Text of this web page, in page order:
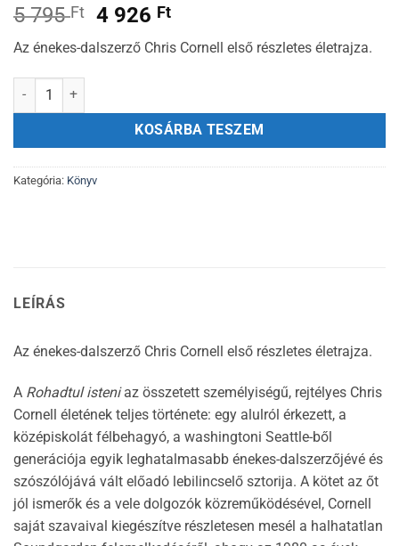
5 795Ft
Original
price
was:
4 926 FtCurrent
price
is:
Az énekes-dalszerző Chris Cornell első részletes életrajza.
ROHADTUL ISTENI mennyiség
KOSÁRBA TESZEM
Kategória: Könyv
LEÍRÁS
Az énekes-dalszerző Chris Cornell első részletes életrajza.
A Rohadtul isteniaz összetett személyiségű, rejtélyes Chris
Cornell életének teljes története: egy alulról érkezett, a
középiskolát félbehagyó, a washingtoni Seattle-ből
generációja egyik leghatalmasabb énekes-dalszerzőjévé és
szószólójává vált előadó lebilincselő sztorija. A kötet az őt
jól ismerők és a vele dolgozók közreműködésével, Cornell
saját szavaival kiegészítve részletesen mesél a halhatatlan